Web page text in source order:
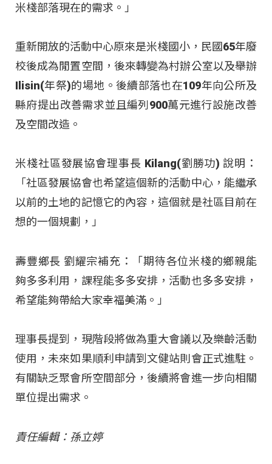
米棧部落現在的需求。」
重新開放的活動中心原來是米棧國小，民國65年廢
校後成為閒置空間，後來轉變為村辦公室以及舉辦
Ilisin(年祭)的場地。後續部落也在109年向公所及
縣府提出改善需求並且編列900萬元進行設施改善
及空間改造。
米棧社區發展協會理事長 Kilang(劉勝功) 說明：
「社區發展協會也希望這個新的活動中心，能繼承
以前的土地的記憶它的內容，這個就是社區目前在
想的一個規劃，」
壽豐鄉長 劉耀宗補充：「期待各位米棧的鄉親能
夠多多利用，課程能多多安排，活動也多多安排，
希望能夠帶給大家幸福美滿。」
理事長提到，現階段將做為重大會議以及樂齡活動
使用，未來如果順利申請到文健站則會正式進駐。
有關缺乏聚會所空間部分，後續將會進一步向相關
單位提出需求。
責任編輯：孫立婷